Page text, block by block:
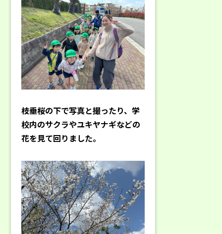
枝垂桜の下で写真と撮ったり、学
校内のサクラやユキヤナギなどの
花を見て回りました。